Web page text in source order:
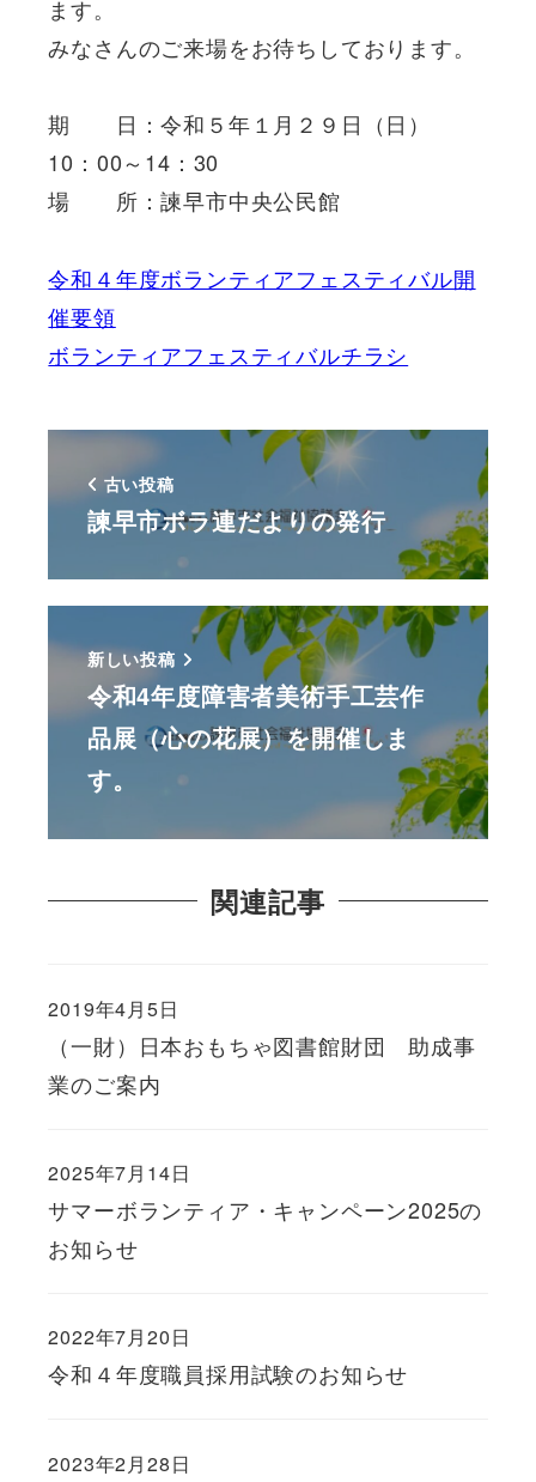
ます。
みなさんのご来場をお待ちしております。
期 日：令和５年１月２９日（日）
10：00～14：30
場 所：諫早市中央公民館
令和４年度ボランティアフェスティバル開
催要領
ボランティアフェスティバルチラシ
古い投稿
諫早市ボラ連だよりの発行
新しい投稿
令和4年度障害者美術手工芸作
品展（心の花展）を開催しま
す。
関連記事
（一財）日本おもちゃ図書館財団 助成事
業のご案内
2019年4月5日
サマーボランティア・キャンペーン2025の
お知らせ
2025年7月14日
令和４年度職員採用試験のお知らせ
2022年7月20日
2023年2月28日